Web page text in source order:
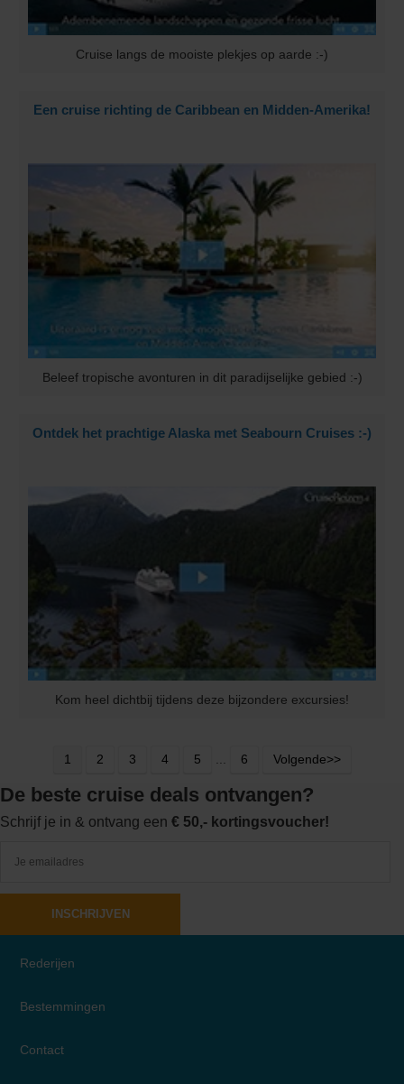
Cruise langs de mooiste plekjes op aarde :-)
Een cruise richting de Caribbean en Midden-Amerika!
Beleef tropische avonturen in dit paradijselijke gebied :-)
Ontdek het prachtige Alaska met Seabourn Cruises :-)
Kom heel dichtbij tijdens deze bijzondere excursies!
1 2 3 4 5 6 Volgende>>
De beste cruise deals ontvangen?
Schrijf je in & ontvang een € 50,- kortingsvoucher!
INSCHRIJVEN
Rederijen
Bestemmingen
Contact